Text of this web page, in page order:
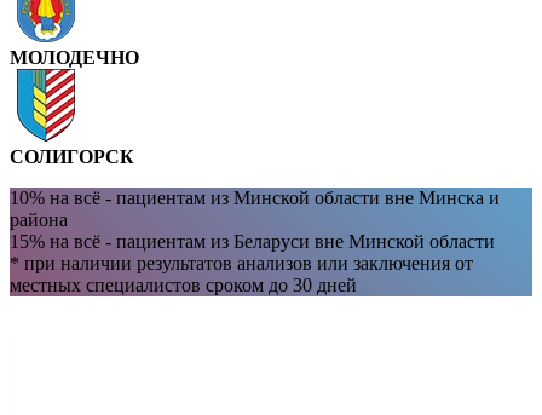
МОЛОДЕЧНО
СОЛИГОРСК
10% на всё - пациентам из Минской области вне Минска и
района
15% на всё - пациентам из Беларуси вне Минской области
* при наличии результатов анализов или заключения от
местных специалистов сроком до 30 дней